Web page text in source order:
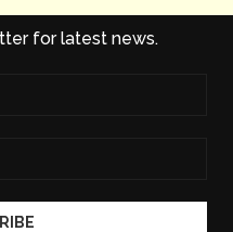
for latest news.